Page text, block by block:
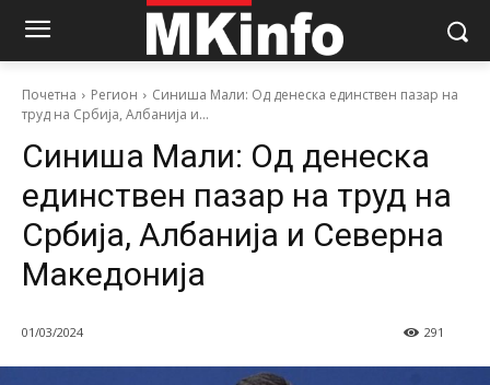
Почетна Регион
Синиша Мали: Од денеска единствен пазар на
труд на Србија, Албанија и...
Синиша Мали: Од денеска
единствен пазар на труд на
Србија, Албанија и Северна
Македонија
01/03/2024 291